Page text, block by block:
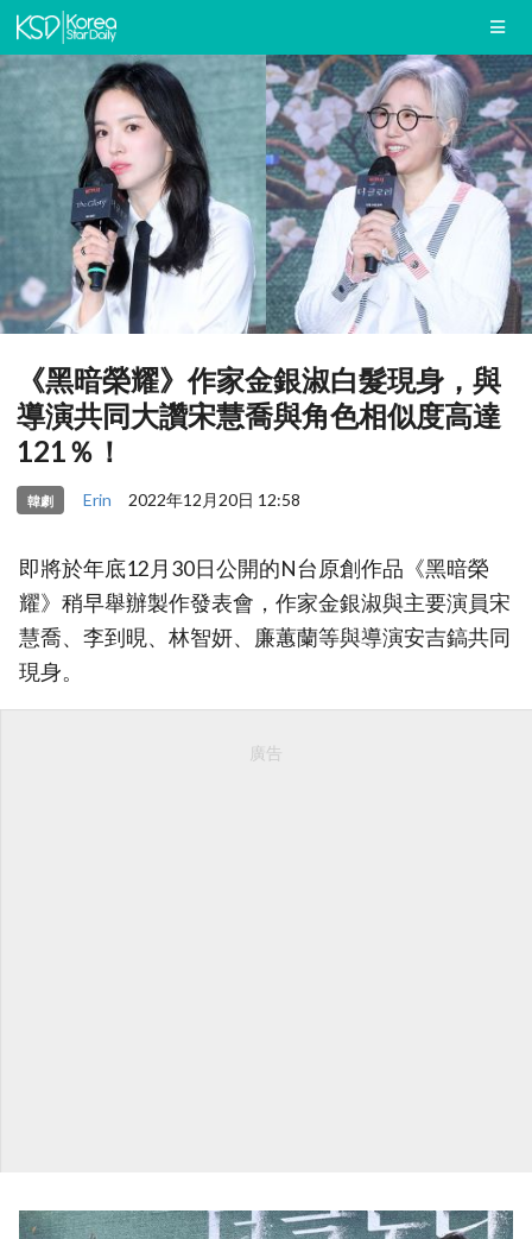
《黑暗榮耀》作家金銀淑白髮現身，與
導演共同大讚宋慧喬與角色相似度高達
121％！
韓劇 Erin 2022年12月20日 12:58
即將於年底12月30日公開的N台原創作品《黑暗榮
耀》稍早舉辦製作發表會，作家金銀淑與主要演員宋
慧喬、李到晛、林智妍、廉蕙蘭等與導演安吉鎬共同
現身。
廣告